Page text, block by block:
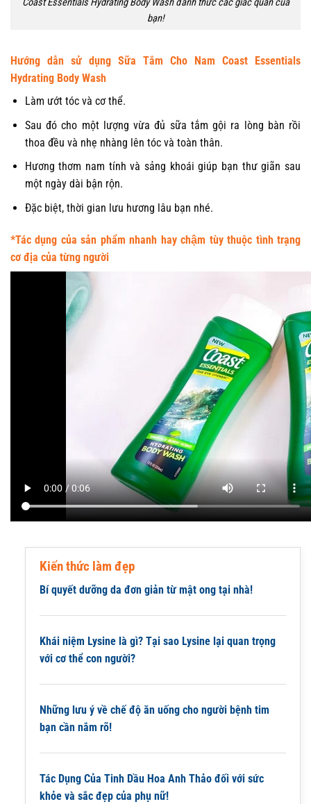
bạn!
Hướng dẫn sử dụng Sữa Tắm Cho Nam Coast Essentials
Hydrating Body Wash
Làm ướt tóc và cơ thể.
Sau đó cho một lượng vừa đủ sữa tắm gội ra lòng bàn rồi
thoa đều và nhẹ nhàng lên tóc và toàn thân.
Hương thơm nam tính và sảng khoái giúp bạn thư giãn sau
một ngày dài bận rộn.
Đặc biệt, thời gian lưu hương lâu bạn nhé.
*Tác dụng của sản phẩm nhanh hay chậm tùy thuộc tình trạng
cơ địa của từng người
Kiến thức làm đẹp
Bí quyết dưỡng da đơn giản từ mật ong tại nhà!
Khái niệm Lysine là gì? Tại sao Lysine lại quan trọng
với cơ thể con người?
Những lưu ý về chế độ ăn uống cho người bệnh tim
bạn cần nắm rõ!
Tác Dụng Của Tinh Dầu Hoa Anh Thảo đối với sức
khỏe và sắc đẹp của phụ nữ!